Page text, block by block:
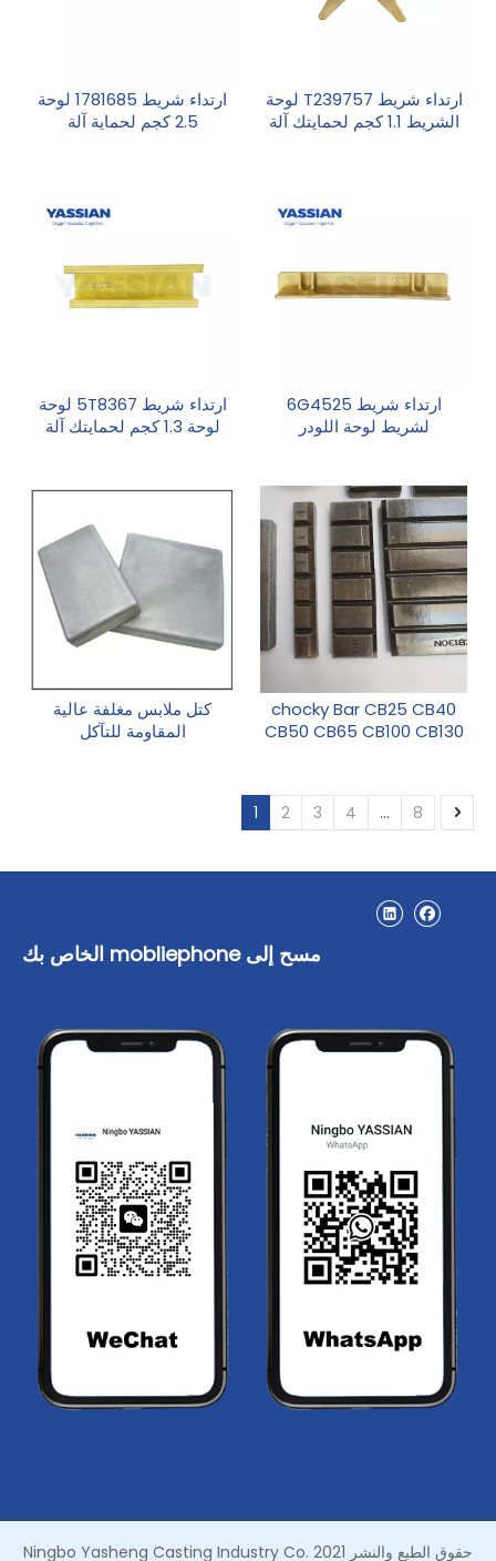
ارتداء شريط T239757 لوحة
الشريط 1.1 كجم لحمايتك آلة
ارتداء شريط 1781685 لوحة
2.5 كجم لحماية آلة
ارتداء شريط 6G4525
لشريط لوحة اللودر
ارتداء شريط 5T8367 لوحة
لوحة 1.3 كجم لحمايتك آلة
chocky Bar CB25 CB40
CB50 CB65 CB100 CB130
كتل ملابس مغلفة عالية
المقاومة للتآكل
1 2 3 4 ... 8
مسح إلى mobliephone الخاص بك
حقوق الطبع والنشر 2021 Ningbo Yasheng Casting Industry Co.